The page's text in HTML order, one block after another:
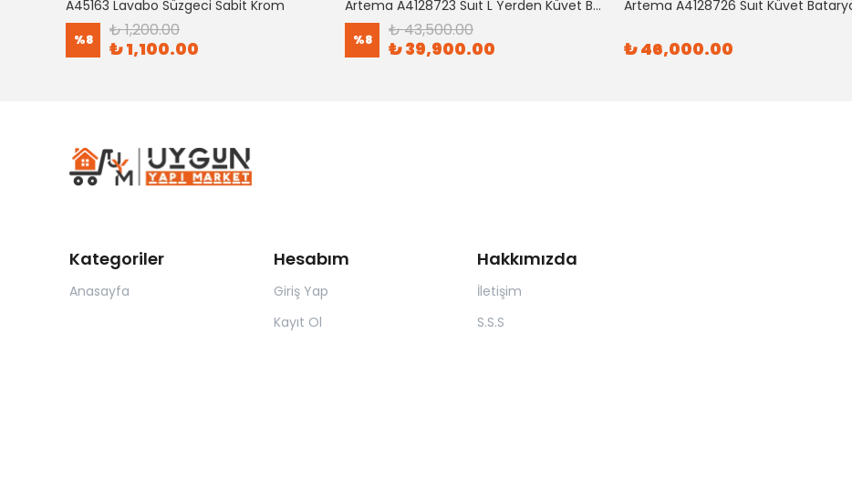
A45163 Lavabo Süzgeci Sabit Krom
%8 ₺ 1,200.00
₺ 1,100.00
Artema A4128723 Suıt L Yerden Küvet Bataryası Altın
%8 ₺ 43,500.00
₺ 39,900.00 ₺ 46,000.00
Kategoriler
Anasayfa
Hesabım
Giriş Yap
Kayıt Ol
Hakkımızda
İletişim
S.S.S